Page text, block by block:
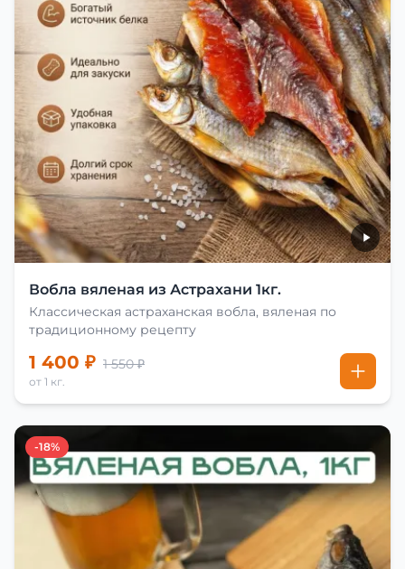
Вобла вяленая из Астрахани 1кг.
Классическая астраханская вобла, вяленая по
традиционному рецепту
1 400 ₽ 1 550 ₽
от 1 кг.
-18%